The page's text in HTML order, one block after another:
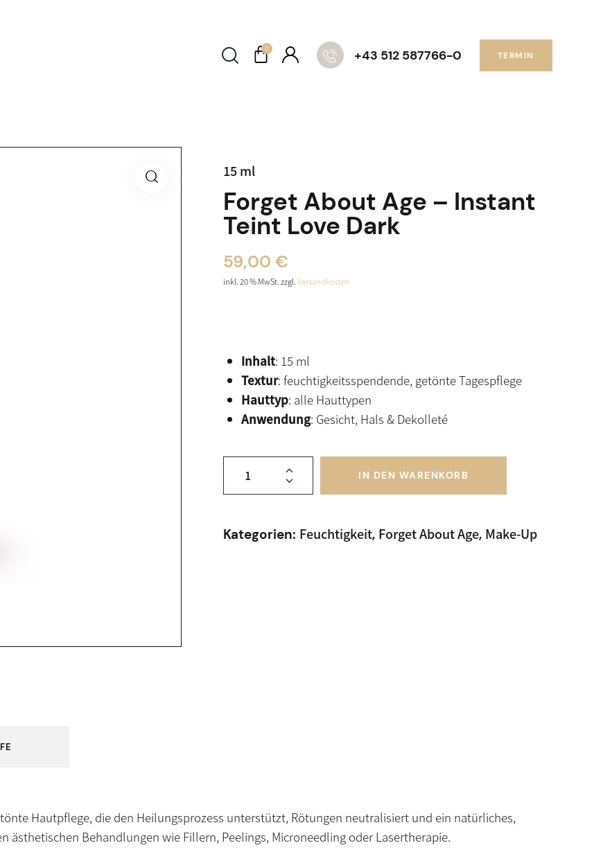
0 +43 512 587766-0 TERMIN
15ml
Forget About Age – Instant
Teint Love Dark
59,00€
inkl. 20 % MwSt. zzgl.Versandkosten
Inhalt: 15 ml
Textur: feuchtigkeitsspendende, getönte Tagespflege
Hauttyp: alle Hauttypen
Anwendung: Gesicht, Hals & Dekolleté
IN DEN WARENKORB
Kategorien: Feuchtigkeit, Forget About Age, Make-Up
Hautpflege, die den Heilungsprozess unterstützt, Rötungen neutralisiert und ein natürliches,
Behandlungen wie Fillern, Peelings, Microneedling oder Lasertherapie.